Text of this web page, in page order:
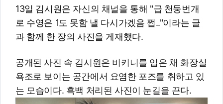
13일 김시원은 자신의 채널을 통해 "급 천둥번개
로 수영은 1도 못함 낼 다시가겠음 쩝.."이라는 글
과 함께 한 장의 사진을 게재했다.
공개된 사진 속 김시원은 비키니를 입은 채 화장실
욕조로 보이는 공간에서 요염한 포즈를 취하고 있
는 모습이다. 흑백 처리된 사진이 눈길을 끈다.